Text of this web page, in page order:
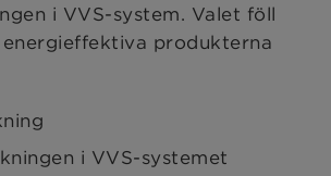
i VVS-system. Valet föll
produkterna
i VVS-systemet